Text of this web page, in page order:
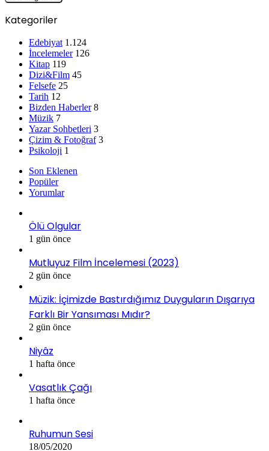
Kategoriler
Edebiyat 1.124
İncelemeler 126
Kitap 119
Dizi&Film 45
Felsefe 25
Tarih 12
Bizden Haberler 8
Müzik 7
Yazar Sohbetleri 3
Çizim & Fotoğraf 3
Psikoloji 1
Son Eklenen
Popüler
Yorumlar
Ölü Olgular
1 gün önce
Mutluyuz Film İncelemesi (2023)
2 gün önce
Müzik: İçimizde Bastırdığımız Duyguların Dışarıya
Farklı Bir Yansıması Mıdır?
2 gün önce
Niyâz
1 hafta önce
Vasatlık Çağı
1 hafta önce
Ruhumun Sesi
18/05/2020